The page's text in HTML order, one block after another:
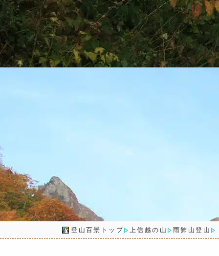
登山百景トップ 上信越の山 雨飾山登山